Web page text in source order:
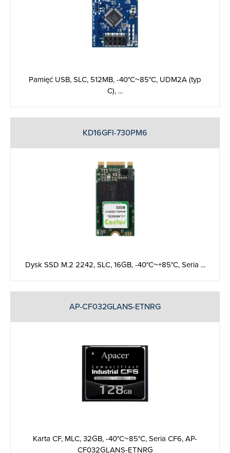
Pamięć USB, SLC, 512MB, -40°C~85°C, UDM2A (typ
C), ...
KD16GFI-730PM6
Dysk SSD M.2 2242, SLC, 16GB, -40°C~+85°C, Seria ...
AP-CF032GLANS-ETNRG
Karta CF, MLC, 32GB, -40°C~85°C, Seria CF6, AP-
CF032GLANS-ETNRG